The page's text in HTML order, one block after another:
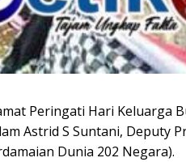
Peringati Hari Keluarga
Astrid S Suntani, Deputy
Dunia 202 Negara).